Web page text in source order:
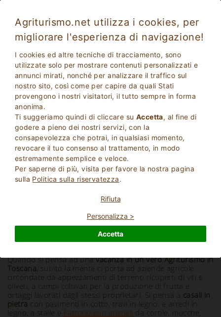
Agriturismo.net utilizza i cookies, per
migliorare l'esperienza di navigazione!
I cookies ed altre tecniche di tracciamento, sono
utilizzate solo per mostrare contenuti personalizzati e
annunci mirati, nonché per analizzare il traffico sul
nostro sito, così come per capire da quali Stati
provengono i nostri visitatori, il tutto sempre in forma
anonima.
Ti suggeriamo quindi di cliccare su Accetta, al fine di
godere a pieno dei nostri servizi, con la
consapevolezza che potrai, in qualsiasi momento,
revocare il tuo consenso al trattamento, in modo
estremamente semplice e veloce.
Per saperne di più, visita per favore la nostra pagina
sulla Politica sulla riservatezza.
Rifiuta
Personalizza >
Accetta
Soggiorno in Toscana in un vero Agriturismo
2Adulti
0Bambini CERCA
Info e Descrizione
Quando si pensa ad unavacanza in un vero Agriturismo in
Toscana, subito la mente ci porta ad aziende agricole
circondate da appezzamenti di terreno ricoperti di viti e
oliveti, a campi coltivati per la produzione di frutta e
ortaggi lavorati dagli stessi proprietari. Si pensa a casali in
pietra con pavimenti in cotto, travi in legno, e arredi in
legno, a stalle e Fattorie con animali da cortile, mucche,